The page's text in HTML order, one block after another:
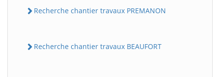
Recherche chantier travaux PREMANON
Recherche chantier travaux BEAUFORT